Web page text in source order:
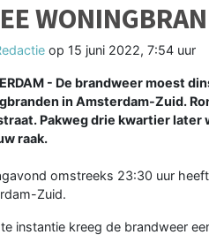
op 15 juni 2022, 7:54 uur
- De brandweer moest
in Amsterdam-Zuid.
Pakweg drie kwartier later
raak.
omstreeks 23:30 uur
Zuid.
instantie kreeg de brandweer